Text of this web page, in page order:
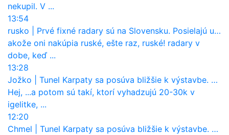
nekupil. V ...
13:54
rusko
Prvé fixné radary sú na Slovensku. Posielajú už pokuty? Ukáže ich Waze?
akože oni nakúpia ruské, ešte raz, ruské! radary v
dobe, keď ...
13:28
Jožko
Tunel Karpaty sa posúva bližšie k výstavbe. NDS urobila dôležitý krok
Hej, ...a potom sú takí, ktorí vyhadzujú 20-30k v
igelitke, ...
12:20
Chmel
Tunel Karpaty sa posúva bližšie k výstavbe. NDS urobila dôležitý krok